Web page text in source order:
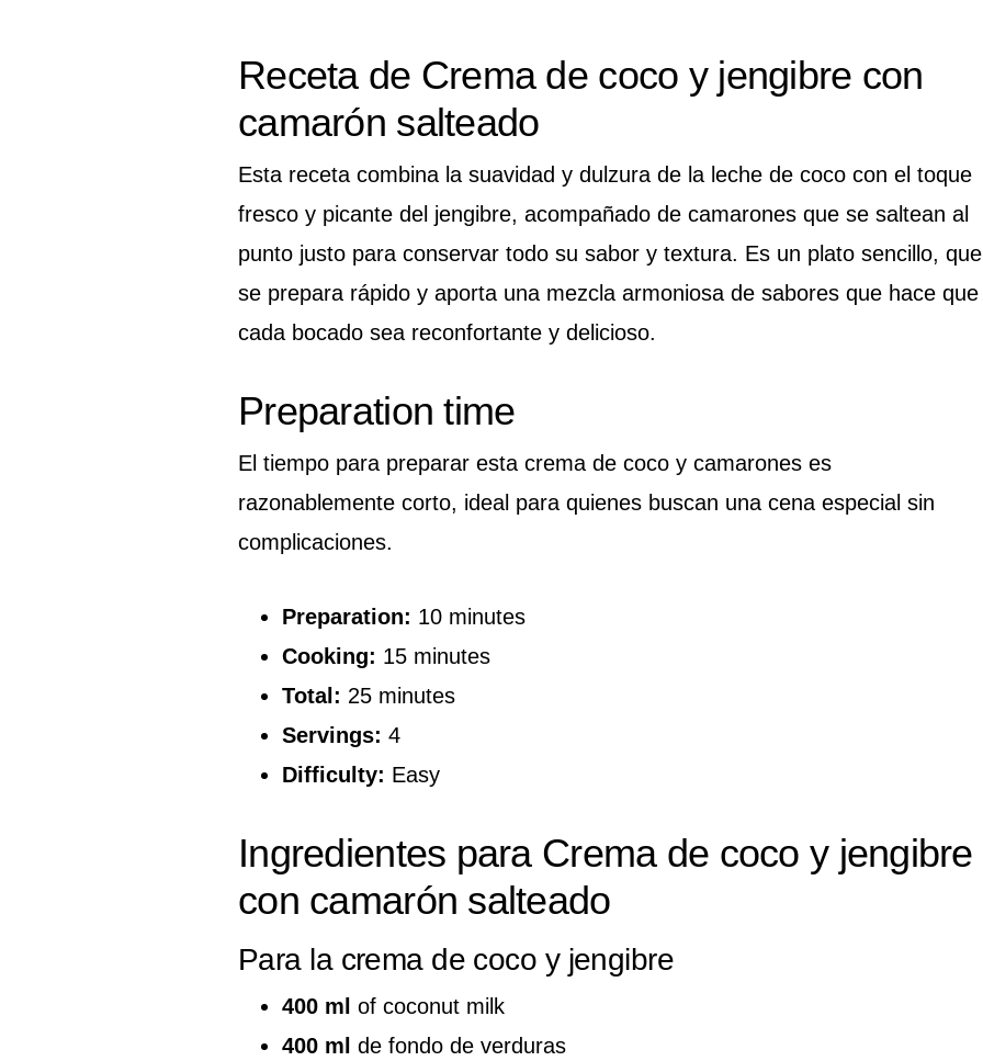
Receta de Crema de coco y jengibre con
camarón salteado
Esta receta combina la suavidad y dulzura de la leche de coco con el toque
fresco y picante del jengibre, acompañado de camarones que se saltean al
punto justo para conservar todo su sabor y textura. Es un plato sencillo, que
se prepara rápido y aporta una mezcla armoniosa de sabores que hace que
cada bocado sea reconfortante y delicioso.
Preparation time
El tiempo para preparar esta crema de coco y camarones es
razonablemente corto, ideal para quienes buscan una cena especial sin
complicaciones.
Preparation: 10 minutes
Cooking: 15 minutes
Total: 25 minutes
Servings: 4
Difficulty: Easy
Ingredientes para Crema de coco y jengibre
con camarón salteado
Para la crema de coco y jengibre
400 ml of coconut milk
400 ml de fondo de verduras